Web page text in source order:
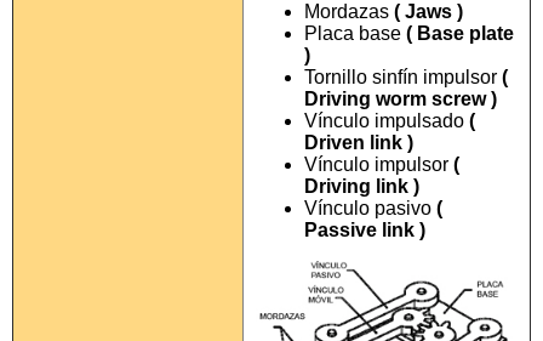
Mordazas ( Jaws )
Placa base ( Base plate
)
Tornillo sinfín impulsor (
Driving worm screw )
Vínculo impulsado (
Driven link )
Vínculo impulsor (
Driving link )
Vínculo pasivo (
Passive link )